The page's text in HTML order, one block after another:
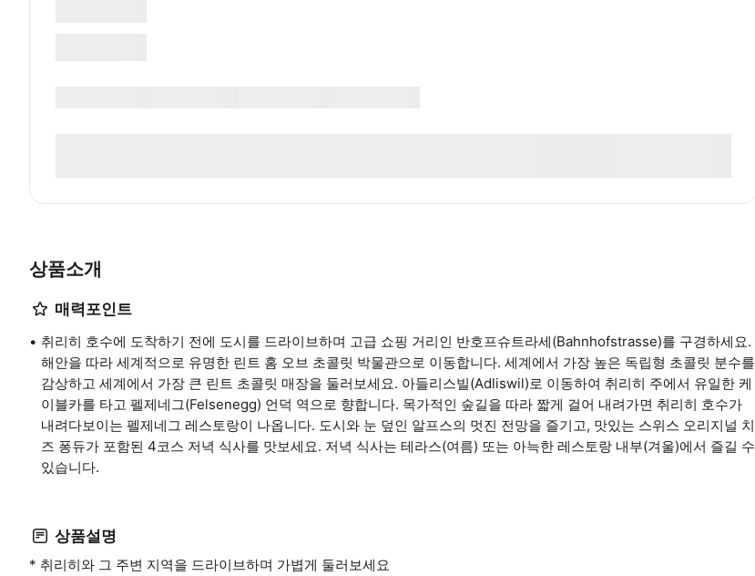
상품소개
매력포인트
취리히 호수에 도착하기 전에 도시를 드라이브하며 고급 쇼핑 거리인 반호프슈트라세(Bahnhofstrasse)를 구경하세요.
해안을 따라 세계적으로 유명한 린트 홈 오브 초콜릿 박물관으로 이동합니다. 세계에서 가장 높은 독립형 초콜릿 분수를
감상하고 세계에서 가장 큰 린트 초콜릿 매장을 둘러보세요. 아들리스빌(Adliswil)로 이동하여 취리히 주에서 유일한 케
이블카를 타고 펠제네그(Felsenegg) 언덕 역으로 향합니다. 목가적인 숲길을 따라 짧게 걸어 내려가면 취리히 호수가
내려다보이는 펠제네그 레스토랑이 나옵니다. 도시와 눈 덮인 알프스의 멋진 전망을 즐기고, 맛있는 스위스 오리지널 치
즈 퐁듀가 포함된 4코스 저녁 식사를 맛보세요. 저녁 식사는 테라스(여름) 또는 아늑한 레스토랑 내부(겨울)에서 즐길 수
있습니다.
상품설명
* 취리히와 그 주변 지역을 드라이브하며 가볍게 둘러보세요